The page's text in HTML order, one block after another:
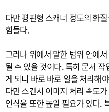
다만 평판형 스캐너 정도의 화
힘들다.
그러나 위에서 말한 범위 안에
될 수 있을 것이다. 특히 문서
게 되니 바로 바로 일을 처리해
다만 스캔시 이미지 처리 속도
인식율 또한 높일 필요가 있다.